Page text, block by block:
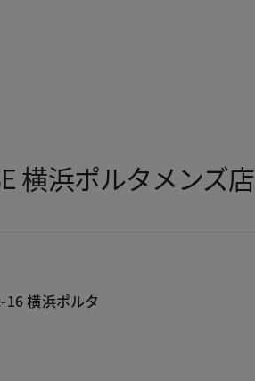
横浜ポルタメンズ店
横浜ポルタ